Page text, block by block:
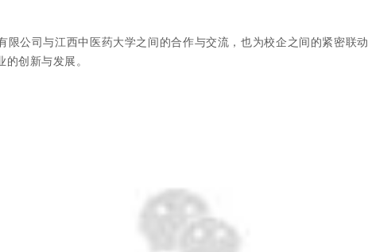
公司与江西中医药大学之间的合作与交流，也为校企之间的紧密联动
的创新与发展。